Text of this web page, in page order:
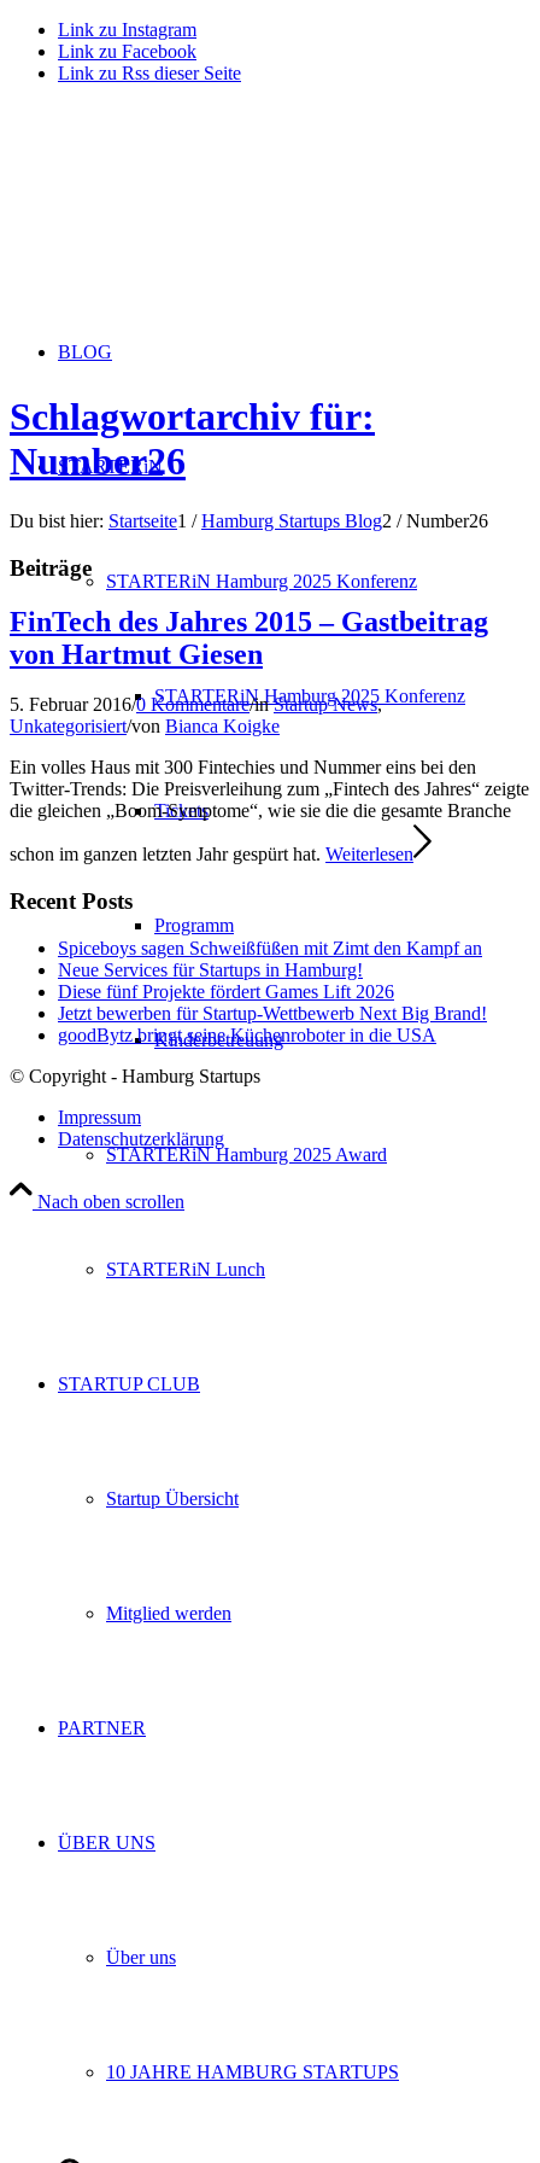
Link zu Instagram
Link zu Facebook
Link zu Rss dieser Seite
BLOG
STARTERiN
STARTERiN Hamburg 2025 Konferenz
STARTERiN Hamburg 2025 Konferenz
Tickets
Programm
Kinderbetreuung
STARTERiN Hamburg 2025 Award
STARTERiN Lunch
STARTUP CLUB
Startup Übersicht
Mitglied werden
PARTNER
ÜBER UNS
Über uns
10 JAHRE HAMBURG STARTUPS
Schlagwortarchiv für:
Number26
Du bist hier: Startseite1 / Hamburg Startups Blog2 / Number26
Beiträge
FinTech des Jahres 2015 – Gastbeitrag
von Hartmut Giesen
5. Februar 2016/0 Kommentare/inStartup News,
Unkategorisiert/von Bianca Koigke
Ein volles Haus mit 300 Fintechies und Nummer eins bei den
Twitter-Trends: Die Preisverleihung zum „Fintech des Jahres“ zeigte
die gleichen „Boom-Symptome“, wie sie die die gesamte Branche
schon im ganzen letzten Jahr gespürt hat. Weiterlesen
Recent Posts
Spiceboys sagen Schweißfüßen mit Zimt den Kampf an
Neue Services für Startups in Hamburg!
Diese fünf Projekte fördert Games Lift 2026
Jetzt bewerben für Startup-Wettbewerb Next Big Brand!
goodBytz bringt seine Küchenroboter in die USA
© Copyright - Hamburg Startups
Impressum
Datenschutzerklärung
Nach oben scrollen